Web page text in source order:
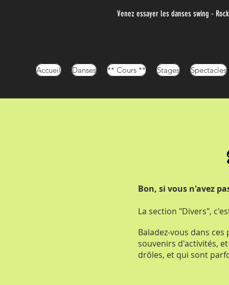
Venez essayer les danses swing -
Accueil Danses ** Cours ** Stages Spectacles
Bon, si vous n'avez
La section "Divers",
Baladez-vous dans
souvenirs d'activités,
drôles, et qui sont